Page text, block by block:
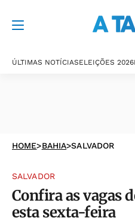
ÚLTIMAS NOTÍCIASELEIÇÕES 2026
HOME>BAHIA>SALVADOR
SALVADOR
Confira as vagas
esta sexta-feira